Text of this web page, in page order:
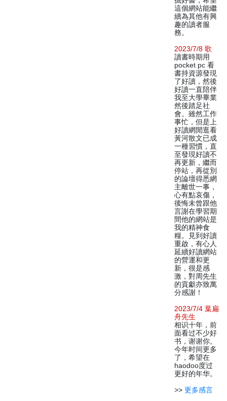
這個網站能繼
續為其他有興
趣的讀者服
務。
2023/7/8 歌
讀書時期用
pocket pc 看
書持資源發現
了好讀，然後
好讀一直陪伴
我至大學畢業
然後踏足社
會。雖然工作
事忙，但是上
好讀網閒逛看
黃河散文已成
一種習慣，直
至發現好讀不
再更新，繼而
停站，再從別
的論壇得悉網
主離世一事，
心有點哀傷，
後悔未曾跟他
言謝在學習期
間他的網站是
我的精神食
糧。見到好讀
重啟，有心人
延續好讀網站
的營運和更
新，很是感
激，對周先生
的貢獻亦致萬
分感謝！
2023/7/4 葉扁
舟先生
相识十年，前
面看过不少好
书，谢谢你。
今年时间更多
了，希望在
haodoo度过
更好的年华。
>> 更多感言